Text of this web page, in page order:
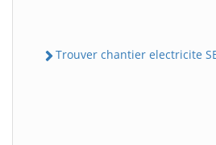
Trouver chantier electricite